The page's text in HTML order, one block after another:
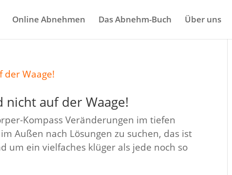
Online Abnehmen Das Abnehm-Buch Über uns
auf der Waage!
Kompass Veränderungen im tiefen
Außen nach Lösungen zu suchen, das ist
um ein vielfaches klüger als jede noch so